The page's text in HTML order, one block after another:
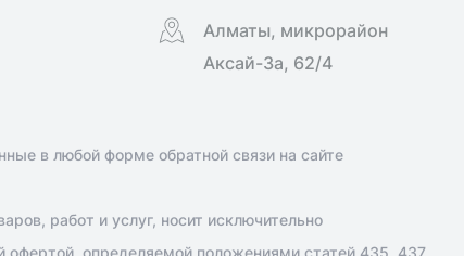
Алматы, микрорайон
Аксай-3а, 62/4
в любой форме обратной связи на сайте
работ и услуг, носит исключительно